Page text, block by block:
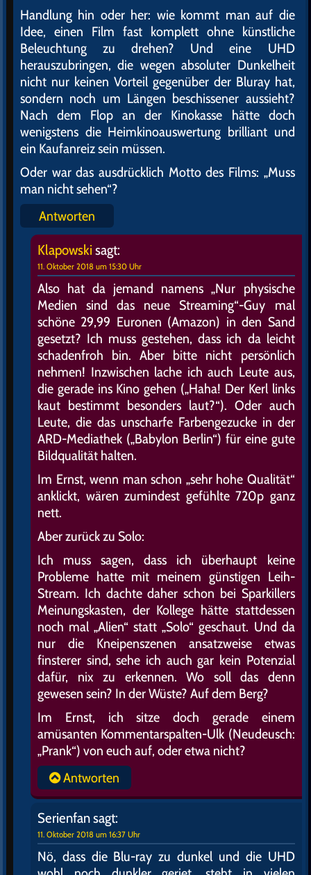
Handlung hin oder her: wie kommt man auf die
Idee, einen Film fast komplett ohne künstliche
Beleuchtung zu drehen? Und eine UHD
herauszubringen, die wegen absoluter Dunkelheit
nicht nur keinen Vorteil gegenüber der Bluray hat,
sondern noch um Längen beschissener aussieht?
Nach dem Flop an der Kinokasse hätte doch
wenigstens die Heimkinoauswertung brilliant und
ein Kaufanreiz sein müssen.
Oder war das ausdrücklich Motto des Films: „Muss
man nicht sehen“?
Antworten
Klapowski sagt:
11. Oktober 2018 um 15:30 Uhr
Also hat da jemand namens „Nur physische
Medien sind das neue Streaming“-Guy mal
schöne 29,99 Euronen (Amazon) in den Sand
gesetzt? Ich muss gestehen, dass ich da leicht
schadenfroh bin. Aber bitte nicht persönlich
nehmen! Inzwischen lache ich auch Leute aus,
die gerade ins Kino gehen („Haha! Der Kerl links
kaut bestimmt besonders laut?“). Oder auch
Leute, die das unscharfe Farbengezucke in der
ARD-Mediathek („Babylon Berlin“) für eine gute
Bildqualität halten.
Im Ernst, wenn man schon „sehr hohe Qualität“
anklickt, wären zumindest gefühlte 720p ganz
nett.
Aber zurück zu Solo:
Ich muss sagen, dass ich überhaupt keine
Probleme hatte mit meinem günstigen Leih-
Stream. Ich dachte daher schon bei Sparkillers
Meinungskasten, der Kollege hätte stattdessen
noch mal „Alien“ statt „Solo“ geschaut. Und da
nur die Kneipenszenen ansatzweise etwas
finsterer sind, sehe ich auch gar kein Potenzial
dafür, nix zu erkennen. Wo soll das denn
gewesen sein? In der Wüste? Auf dem Berg?
Im Ernst, ich sitze doch gerade einem
amüsanten Kommentarspalten-Ulk (Neudeusch:
„Prank“) von euch auf, oder etwa nicht?
Antworten
Serienfansagt:
11. Oktober 2018 um 16:37 Uhr
Nö, dass die Blu-ray zu dunkel und die UHD